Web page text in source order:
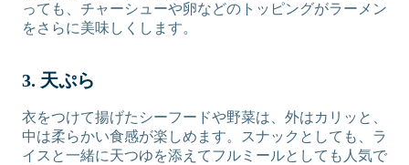
っても、チャーシューや卵などのトッピングがラーメン
をさらに美味しくします。
3. 天ぷら
衣をつけて揚げたシーフードや野菜は、外はカリッと、
中は柔らかい食感が楽しめます。スナックとしても、ラ
イスと一緒に天つゆを添えてフルミールとしても人気で